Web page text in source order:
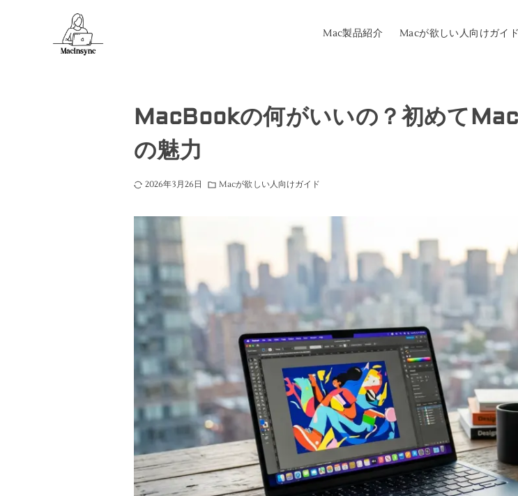
Mac製品紹介 Macが欲しい人向けガイド
MacBookの何がいいの？初めて
の魅力
2026年3月26日 Macが欲しい人向けガイド